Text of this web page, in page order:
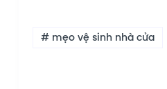
# mẹo vệ sinh nhà cửa